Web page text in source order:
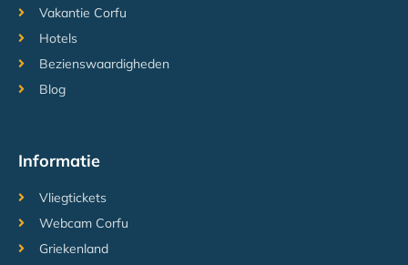
Vakantie Corfu
Hotels
Bezienswaardigheden
Blog
Informatie
Vliegtickets
Webcam Corfu
Griekenland